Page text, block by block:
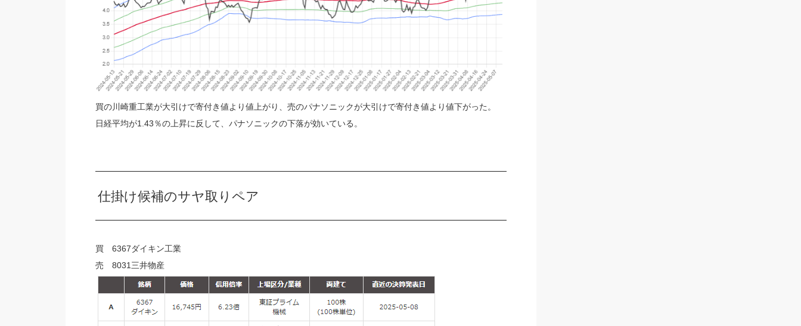
買の川崎重工業が大引けで寄付き値より値上がり、売のパナソニックが大引けで寄付き値より値下がった。
日経平均が1.43％の上昇に反して、パナソニックの下落が効いている。
仕掛け候補のサヤ取りペア
買 6367ダイキン工業
売 8031三井物産